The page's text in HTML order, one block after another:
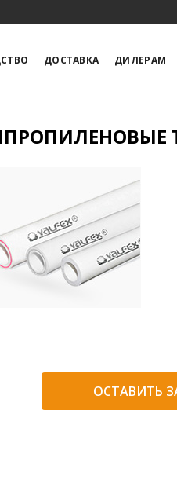
ДОСТАВКА ДИЛЕРАМ
ОСТАВИТЬ